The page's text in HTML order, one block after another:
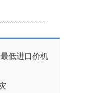
低进口价机